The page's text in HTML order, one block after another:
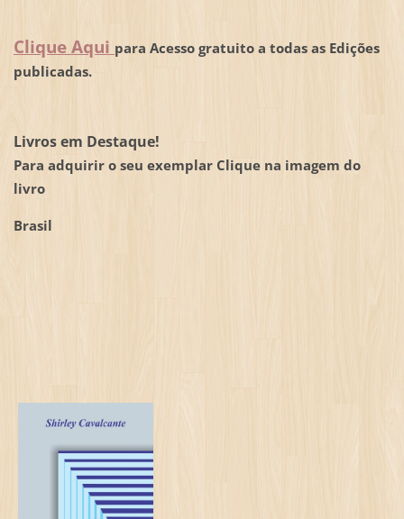
Clique Aqui para Acesso gratuito a todas as Edições
publicadas.
Livros em Destaque!
Para adquirir o seu exemplar Clique na imagem do
livro
Brasil